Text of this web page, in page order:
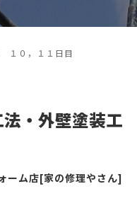
１０，１１日目
・外壁塗装工
ーム店[家の修理やさん]